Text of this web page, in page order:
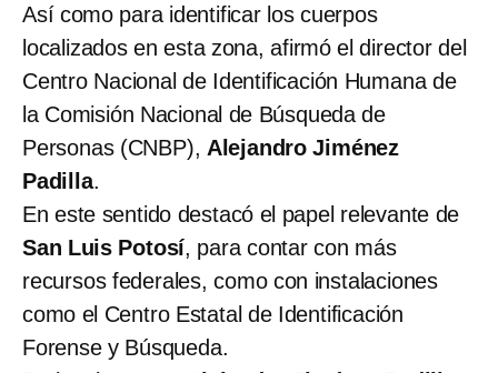
Así como para identificar los cuerpos
localizados en esta zona, afirmó el director del
Centro Nacional de Identificación Humana de
la Comisión Nacional de Búsqueda de
Personas (CNBP), Alejandro Jiménez
Padilla.
En este sentido destacó el papel relevante de
San Luis Potosí, para contar con más
recursos federales, como con instalaciones
como el Centro Estatal de Identificación
Forense y Búsqueda.